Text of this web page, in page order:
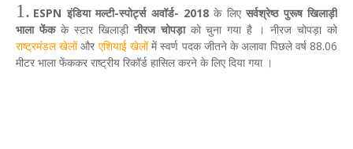
1. ESPN इंडिया मल्टी-स्पोर्ट्स अवॉर्ड- 2018के लिएसर्वश्रेष्‍ठ पुरूष खिलाड़ी
भाला फेंक के स्टार खिलाड़ी नीरज चोपड़ा को चुना गया है । नीरज चोपड़ा को
राष्ट्रमंडल खेलोंऔर एशियाई खेलोंमें स्वर्ण पदक जीतने के अलावा पिछले वर्ष 88.06
मीटर भाला फेंककर राष्ट्रीय रिकॉर्ड हासिल करने के लिए दिया गया ।